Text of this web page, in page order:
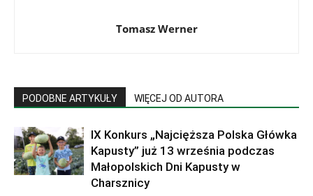
Tomasz Werner
PODOBNE ARTYKUŁY WIĘCEJ OD AUTORA
IX Konkurs „Najcięższa Polska Główka
Kapusty” już 13 września podczas
Małopolskich Dni Kapusty w
Charsznicy